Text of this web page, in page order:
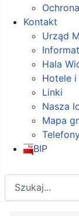
Kontakt
Urząd
Hala
Hotele
Linki
Nasza
Mapa
BIP